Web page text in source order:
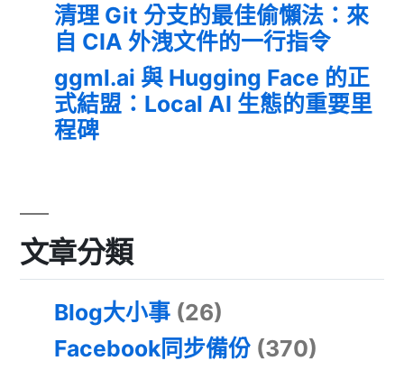
清理 Git 分支的最佳偷懶法：來
自 CIA 外洩文件的一行指令
ggml.ai 與 Hugging Face 的正
式結盟：Local AI 生態的重要里
程碑
文章分類
Blog大小事 (26)
Facebook同步備份 (370)